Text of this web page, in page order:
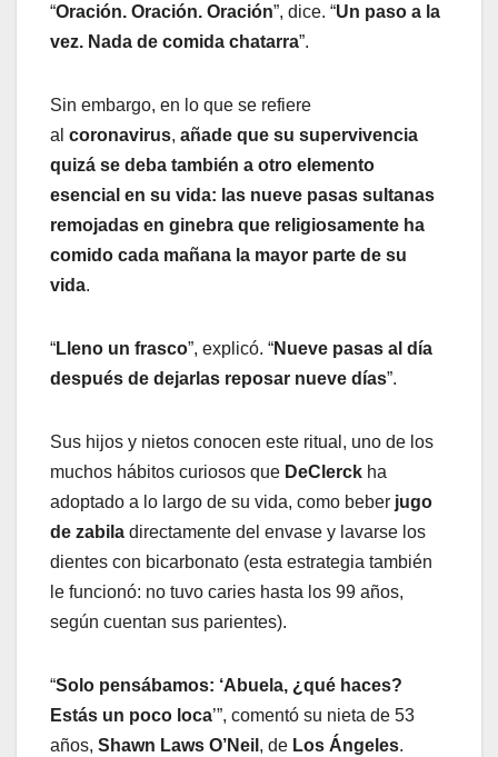
“Oración. Oración. Oración”, dice. “Un paso a la
vez. Nada de comida chatarra”.
Sin embargo, en lo que se refiere
al coronavirus, añade que su supervivencia
quizá se deba también a otro elemento
esencial en su vida: las nueve pasas sultanas
remojadas en ginebra que religiosamente ha
comido cada mañana la mayor parte de su
vida.
“Lleno un frasco”, explicó. “Nueve pasas al día
después de dejarlas reposar nueve días”.
Sus hijos y nietos conocen este ritual, uno de los
muchos hábitos curiosos que DeClerck ha
adoptado a lo largo de su vida, como beber jugo
de zabila directamente del envase y lavarse los
dientes con bicarbonato (esta estrategia también
le funcionó: no tuvo caries hasta los 99 años,
según cuentan sus parientes).
“Solo pensábamos: ‘Abuela, ¿qué haces?
Estás un poco loca’”, comentó su nieta de 53
años, Shawn Laws O’Neil , de Los Ángeles.